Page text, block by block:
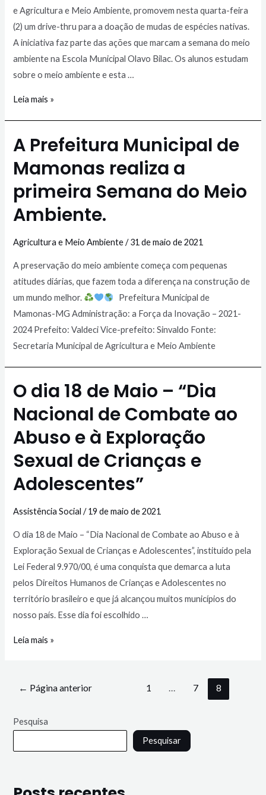
e Agricultura e Meio Ambiente, promovem nesta quarta-feira
(2) um drive-thru para a doação de mudas de espécies nativas.
A iniciativa faz parte das ações que marcam a semana do meio
ambiente na Escola Municipal Olavo Bilac. Os alunos estudam
sobre o meio ambiente e esta …
Leia mais »
A Prefeitura Municipal de
Mamonas realiza a
primeira Semana do Meio
Ambiente.
Agricultura e Meio Ambiente/31 de maio de 2021
A preservação do meio ambiente começa com pequenas
atitudes diárias, que fazem toda a diferença na construção de
um mundo melhor.
Prefeitura Municipal de
Mamonas-MG Administração: a Força da Inovação – 2021-
2024 Prefeito: Valdeci Vice-prefeito: Sinvaldo Fonte:
Secretaria Municipal de Agricultura e Meio Ambiente
O dia 18 de Maio – “Dia
Nacional de Combate ao
Abuso e à Exploração
Sexual de Crianças e
Adolescentes”
Assistência Social /19 de maio de 2021
O dia 18 de Maio – “Dia Nacional de Combate ao Abuso e à
Exploração Sexual de Crianças e Adolescentes”, instituído pela
Lei Federal 9.970/00, é uma conquista que demarca a luta
pelos Direitos Humanos de Crianças e Adolescentes no
território brasileiro e que já alcançou muitos municípios do
nosso país. Esse dia foi escolhido …
Leia mais »
← Página anterior 1 … 7 8
Pesquisa
Pesquisar